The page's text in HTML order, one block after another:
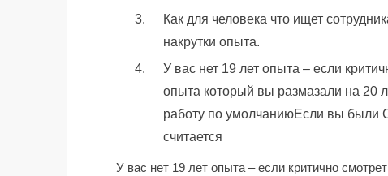
Как для человека что ищет
накрутки опыта.
У вас нет 19 лет опыта – если
опыта который вы размазали на 20
работу по умолчаниюЕсли вы были
считается
У вас нет 19 лет опыта – если критично